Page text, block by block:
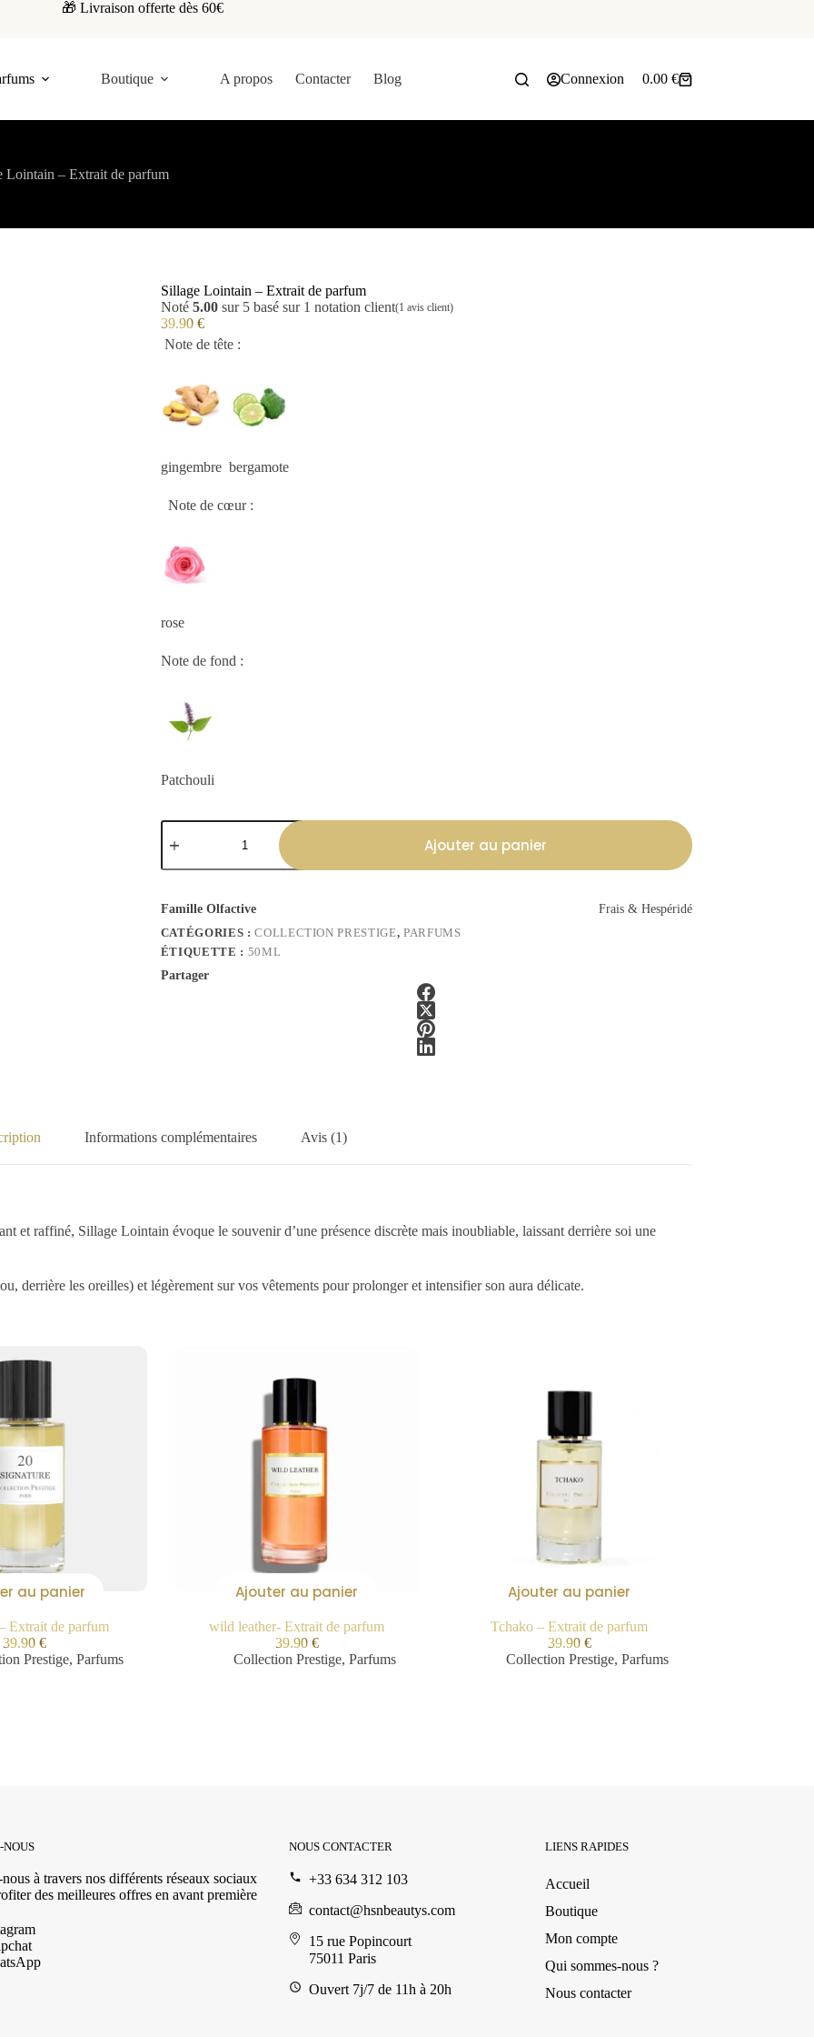
🎁 Livraison offerte dès 60€
Boutique A propos Contacter Blog Connexion 0.00 €
Lointain – Extrait de parfum
Sillage Lointain – Extrait de parfum
Noté 5.00sur 5 basé sur 1 notation client(1 avis client)
39.90 €
Note de tête :
gingembre bergamote
Note de cœur :
rose
Note de fond :
Patchouli
Ajouter au panier
Famille Olfactive
Frais & Hespéridé
CATÉGORIES :COLLECTION PRESTIGE, PARFUMS
ÉTIQUETTE : 50ML
Partager
Informations complémentaires Avis (1)
et raffiné, Sillage Lointain évoque le souvenir d’une présence discrète mais inoubliable, laissant derrière soi une
derrière les oreilles) et légèrement sur vos vêtements pour prolonger et intensifier son aura délicate.
au panier
Extrait de parfum
39.90 €
Prestige,Parfums
Ajouter au panier
wild leather- Extrait de parfum
39.90 €
Collection Prestige,Parfums
Ajouter au panier
Tchako – Extrait de parfum
39.90 €
Collection Prestige,Parfums
à travers nos différents réseaux sociaux
des meilleures offres en avant première
NOUS CONTACTER
+33 634 312 103
contact@hsnbeautys.com
15 rue Popincourt
75011 Paris
Ouvert 7j/7 de 11h à 20h
LIENS RAPIDES
Accueil
Boutique
Mon compte
Qui sommes-nous ?
Nous contacter